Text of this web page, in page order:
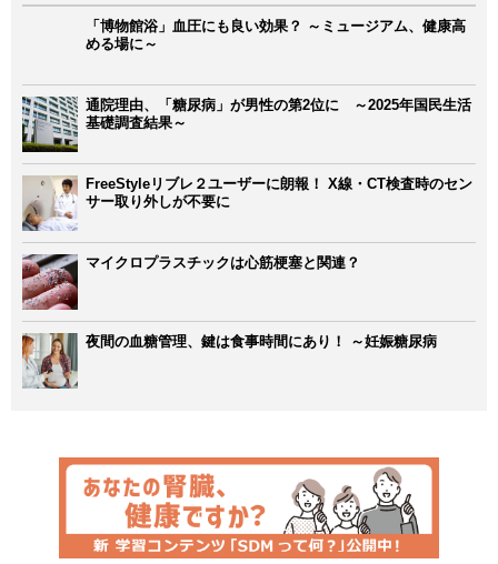
「博物館浴」血圧にも良い効果？ ～ミュージアム、健康高
める場に～
通院理由、「糖尿病」が男性の第2位に ～2025年国民生活
基礎調査結果～
FreeStyleリブレ２ユーザーに朗報！ X線・CT検査時のセン
サー取り外しが不要に
マイクロプラスチックは心筋梗塞と関連？
夜間の血糖管理、鍵は食事時間にあり！ ～妊娠糖尿病